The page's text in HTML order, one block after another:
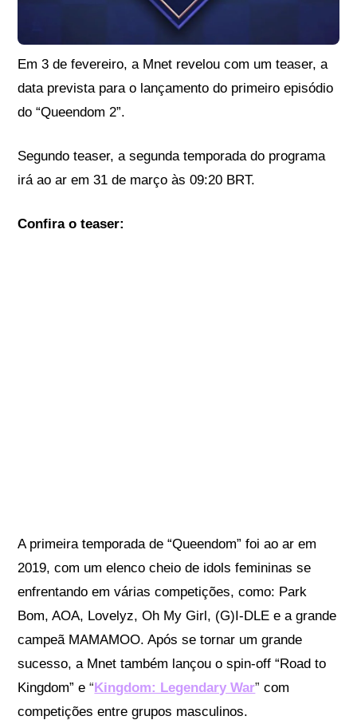
Em 3 de fevereiro, a Mnet revelou com um teaser, a
data prevista para o lançamento do primeiro episódio
do “Queendom 2”.
Segundo teaser, a segunda temporada do programa
irá ao ar em 31 de março às 09:20 BRT.
Confira o teaser:
A primeira temporada de “Queendom” foi ao ar em
2019, com um elenco cheio de idols femininas se
enfrentando em várias competições, como: Park
Bom, AOA, Lovelyz, Oh My Girl, (G)I-DLE e a grande
campeã MAMAMOO. Após se tornar um grande
sucesso, a Mnet também lançou o spin-off “Road to
Kingdom” e“Kingdom: Legendary War”com
competições entre grupos masculinos.